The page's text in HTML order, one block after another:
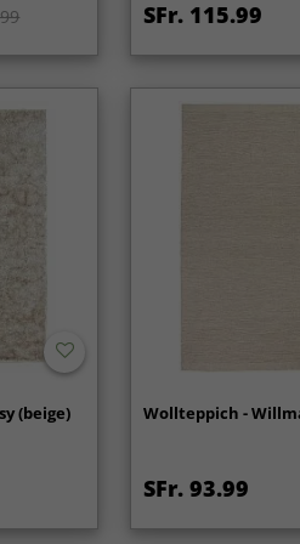
SFr. 115.99
(beige) Wollteppich -
SFr. 93.99